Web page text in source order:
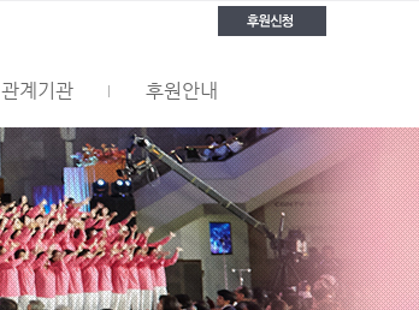
관계기관 후원안내